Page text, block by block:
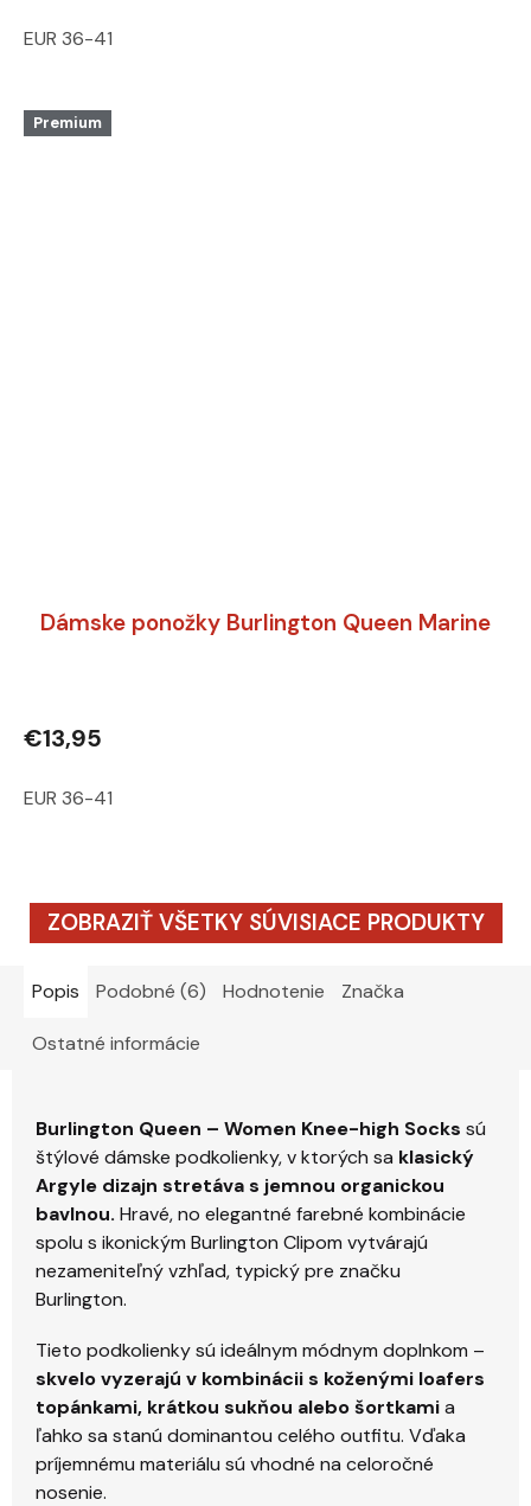
EUR 36-41
Premium
Dámske ponožky Burlington Queen Marine
€13,95
EUR 36-41
ZOBRAZIŤ VŠETKY SÚVISIACE PRODUKTY
Popis Podobné (6) Hodnotenie Značka
Ostatné informácie
Burlington Queen – Women Knee-high Socks sú
štýlové dámske podkolienky, v ktorých sa klasický
Argyle dizajn stretáva s jemnou organickou
bavlnou. Hravé, no elegantné farebné kombinácie
spolu s ikonickým Burlington Clipom vytvárajú
nezameniteľný vzhľad, typický pre značku
Burlington.
Tieto podkolienky sú ideálnym módnym doplnkom –
skvelo vyzerajú v kombinácii s koženými loafers
topánkami, krátkou sukňou alebo šortkamia
ľahko sa stanú dominantou celého outfitu. Vďaka
príjemnému materiálu sú vhodné na celoročné
nosenie.